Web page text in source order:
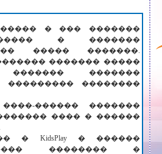
� ��� �������
� �������
�� ����� �������.
������� �����
�������
��������� ��������
������ �������
���� � ������
� KidsPlay � ������
�������� �